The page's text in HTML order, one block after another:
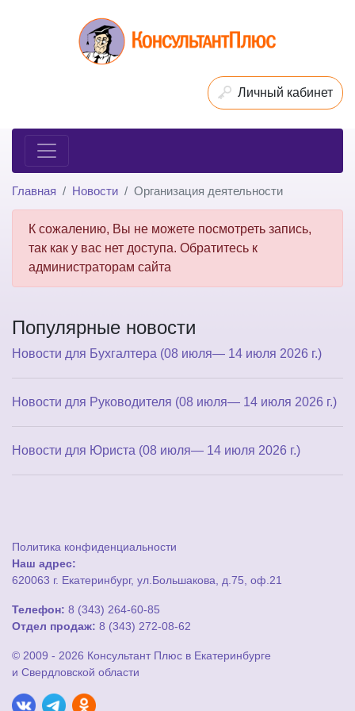
Личный кабинет
Главная Новости Организация деятельности
К сожалению, Вы не можете посмотреть запись,
так как у вас нет доступа. Обратитесь к
администраторам сайта
Популярные новости
Новости для Бухгалтера (08 июля— 14 июля 2026 г.)
Новости для Руководителя (08 июля— 14 июля 2026 г.)
Новости для Юриста (08 июля— 14 июля 2026 г.)
Политика конфиденциальности
Наш адрес:
620063 г. Екатеринбург, ул.Большакова, д.75, оф.21
Телефон: 8 (343) 264-60-85
Отдел продаж: 8 (343) 272-08-62
© 2009 - 2026 Консультант Плюс в Екатеринбурге
и Свердловской области